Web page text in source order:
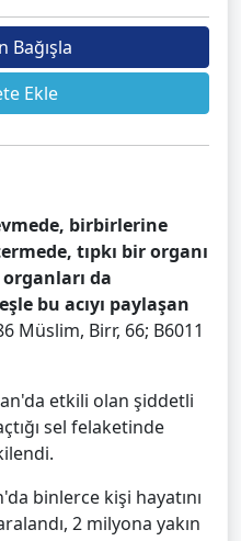
Bağışla
Ekle
birbirlerine
tıpkı bir organı
da
bu acıyı paylaşan
Müslim, Birr, 66; B6011
etkili olan şiddetli
sel felaketinde
binlerce kişi hayatını
2 milyona yakın